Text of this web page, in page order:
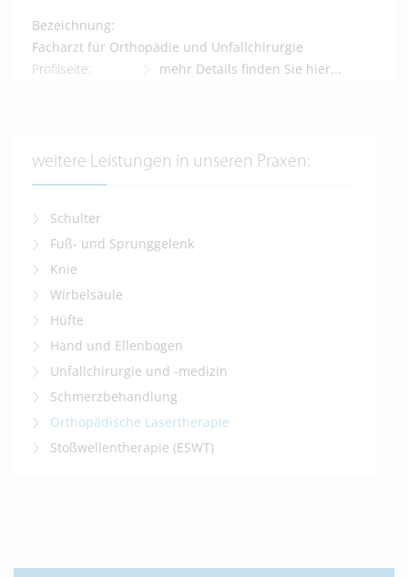
Bezeichnung:
Facharzt für Orthopädie und Unfallchirurgie
Profilseite:
mehr Details finden Sie hier...
weitere Leistungen in unseren Praxen:
Schulter
Fuß- und Sprunggelenk
Knie
Wirbelsäule
Hüfte
Hand und Ellenbogen
Unfallchirurgie und -medizin
Schmerzbehandlung
Orthopädische Lasertherapie
Stoßwellentherapie (ESWT)